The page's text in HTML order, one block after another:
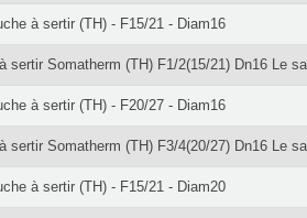
à sertir (TH) - F15/21 - Diam16
sertir Somatherm (TH) F1/2(15/21) Dn16 Le
à sertir (TH) - F20/27 - Diam16
sertir Somatherm (TH) F3/4(20/27) Dn16 Le
à sertir (TH) - F15/21 - Diam20